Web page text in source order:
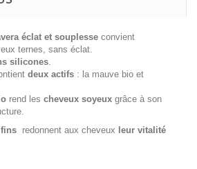
éclat et souplesse convient
ternes, sans éclat.
silicones
deux actifs : la mauve bio et
rend les cheveux soyeux grâce à son
redonnent aux cheveux leur vitalité